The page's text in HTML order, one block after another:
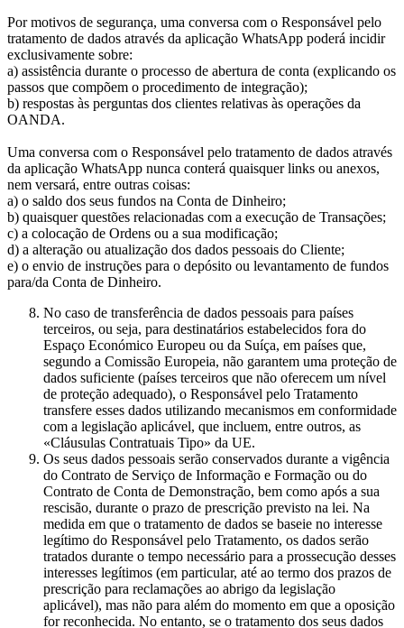
Por motivos de segurança, uma conversa com o Responsável pelo
tratamento de dados através da aplicação WhatsApp poderá incidir
exclusivamente sobre:
a) assistência durante o processo de abertura de conta (explicando os
passos que compõem o procedimento de integração);
b) respostas às perguntas dos clientes relativas às operações da
OANDA.
Uma conversa com o Responsável pelo tratamento de dados através
da aplicação WhatsApp nunca conterá quaisquer links ou anexos,
nem versará, entre outras coisas:
a) o saldo dos seus fundos na Conta de Dinheiro;
b) quaisquer questões relacionadas com a execução de Transações;
c) a colocação de Ordens ou a sua modificação;
d) a alteração ou atualização dos dados pessoais do Cliente;
e) o envio de instruções para o depósito ou levantamento de fundos
para/da Conta de Dinheiro.
No caso de transferência de dados pessoais para países
terceiros, ou seja, para destinatários estabelecidos fora do
Espaço Económico Europeu ou da Suíça, em países que,
segundo a Comissão Europeia, não garantem uma proteção de
dados suficiente (países terceiros que não oferecem um nível
de proteção adequado), o Responsável pelo Tratamento
transfere esses dados utilizando mecanismos em conformidade
com a legislação aplicável, que incluem, entre outros, as
«Cláusulas Contratuais Tipo» da UE.
Os seus dados pessoais serão conservados durante a vigência
do Contrato de Serviço de Informação e Formação ou do
Contrato de Conta de Demonstração, bem como após a sua
rescisão, durante o prazo de prescrição previsto na lei. Na
medida em que o tratamento de dados se baseie no interesse
legítimo do Responsável pelo Tratamento, os dados serão
tratados durante o tempo necessário para a prossecução desses
interesses legítimos (em particular, até ao termo dos prazos de
prescrição para reclamações ao abrigo da legislação
aplicável), mas não para além do momento em que a oposição
for reconhecida. No entanto, se o tratamento dos seus dados